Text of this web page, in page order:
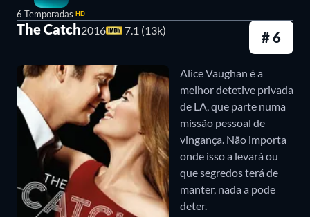
Station 19 (2018 – 2024)
O cotidiano de uma equipe de bombeiros em
Seattle é repleto de desafios. Em
se dedicarem a missões de resgate diárias, eles
precisam lidar com seus problemas pessoais,
tornando suas vidas ainda mais complicadas.
Bridgerton (2020 – )
No início do século XIX, em Londres, a família
6 Temporadas HD
The Catch2016 7.1 (13k) # 6
Alice Vaughan é a
melhor detetive privada
de LA, que parte numa
missão pessoal de
vingança. Não importa
onde isso a levará ou
que segredos terá de
manter, nada a pode
deter.